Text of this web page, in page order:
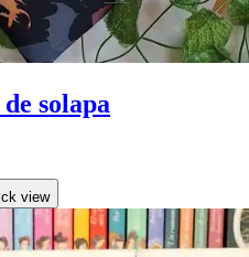
solapa
view